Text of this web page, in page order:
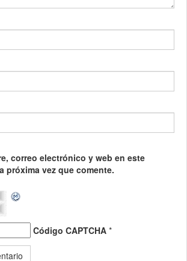
correo electrónico y web en este
próxima vez que comente.
Código CAPTCHA *